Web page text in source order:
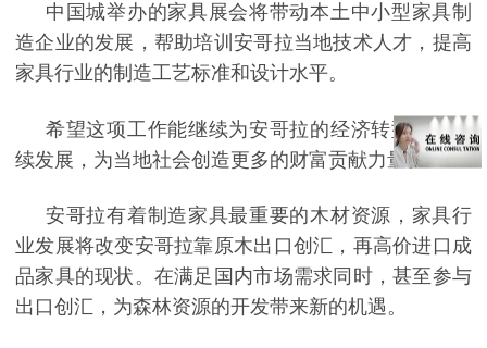
中国城举办的家具展会将带动本土中小型家具制
造企业的发展，帮助培训安哥拉当地技术人才，提高
家具行业的制造工艺标准和设计水平。
希望这项工作能继续为安哥拉的经济转型和可持
续发展，为当地社会创造更多的财富贡献力量。
安哥拉有着制造家具最重要的木材资源，家具行
业发展将改变安哥拉靠原木出口创汇，再高价进口成
品家具的现状。在满足国内市场需求同时，甚至参与
出口创汇，为森林资源的开发带来新的机遇。